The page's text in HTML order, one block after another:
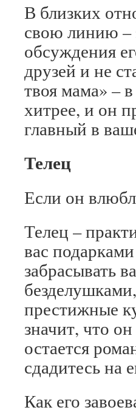
В близких
свою линию –
обсуждения
друзей и не
твоя мама» –
хитрее, и он
главный в
Телец
Если он
Телец –
вас
забрасывать
престижные
значит, что
остается
сдадитесь на
Как его